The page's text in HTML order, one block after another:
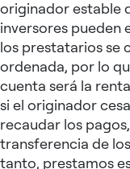
originador estable
inversores pueden
los prestatarios se
ordenada, por lo
cuenta será la
si el originador
recaudar los
transferencia de
tanto, prestamos